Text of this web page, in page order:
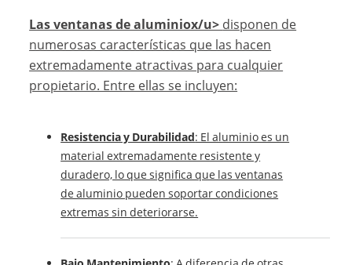
Las ventanas de aluminiox/u> disponen de
numerosas características que las hacen
extremadamente atractivas para cualquier
propietario. Entre ellas se incluyen:
Resistencia y Durabilidad: El aluminio es un
material extremadamente resistente y
duradero, lo que significa que las ventanas
de aluminio pueden soportar condiciones
extremas sin deteriorarse.